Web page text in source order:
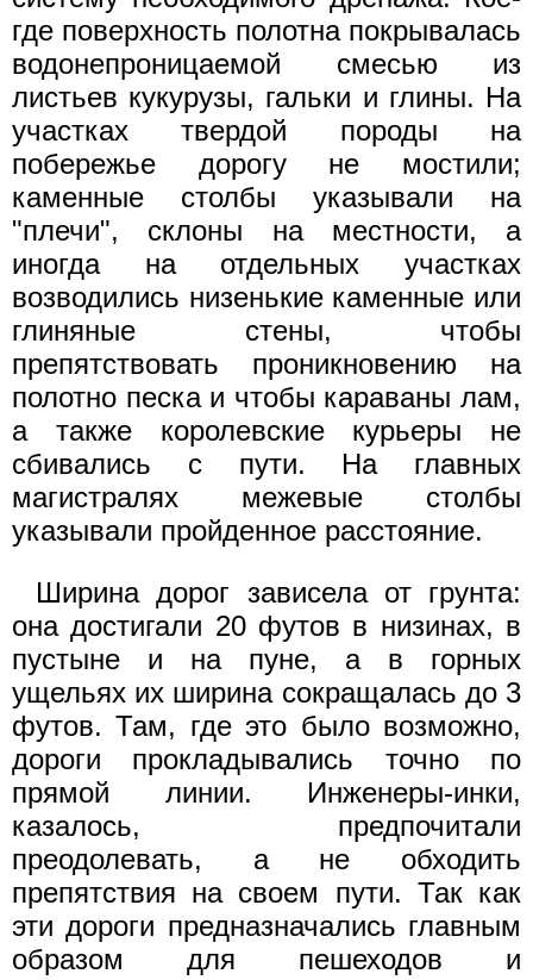
где поверхность полотна покрывалась
водонепроницаемой смесью из
листьев кукурузы, гальки и глины. На
участках твердой породы на
побережье дорогу не мостили;
каменные столбы указывали на
"плечи", склоны на местности, а
иногда на отдельных участках
возводились низенькие каменные или
глиняные стены, чтобы
препятствовать проникновению на
полотно песка и чтобы караваны лам,
а также королевские курьеры не
сбивались с пути. На главных
магистралях межевые столбы
указывали пройденное расстояние.
Ширина дорог зависела от грунта:
она достигали 20 футов в низинах, в
пустыне и на пуне, а в горных
ущельях их ширина сокращалась до 3
футов. Там, где это было возможно,
дороги прокладывались точно по
прямой линии. Инженеры-инки,
казалось, предпочитали
преодолевать, а не обходить
препятствия на своем пути. Так как
эти дороги предназначались главным
образом для пешеходов и